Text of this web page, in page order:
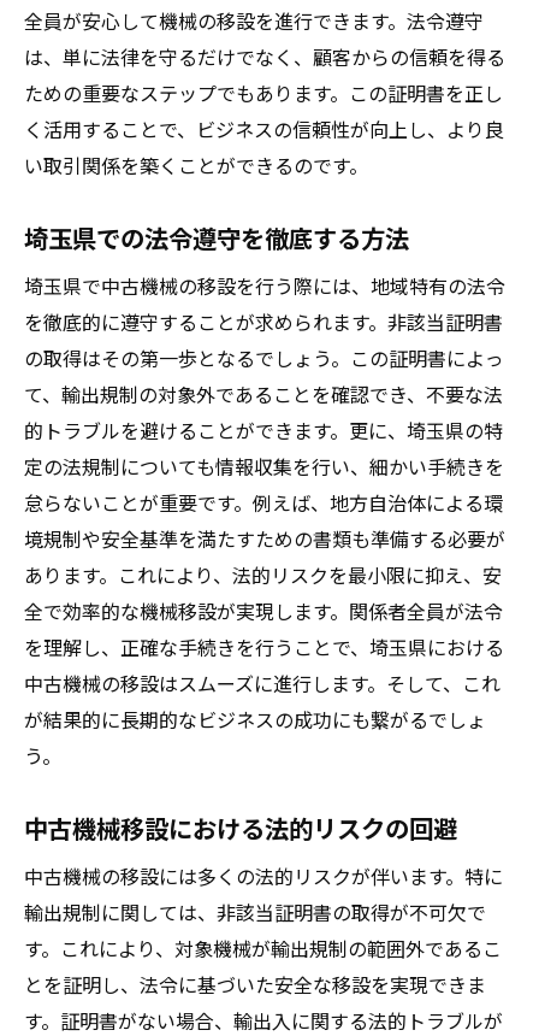
全員が安心して機械の移設を進行できます。法令遵守
は、単に法律を守るだけでなく、顧客からの信頼を得る
ための重要なステップでもあります。この証明書を正し
く活用することで、ビジネスの信頼性が向上し、より良
い取引関係を築くことができるのです。
埼玉県での法令遵守を徹底する方法
埼玉県で中古機械の移設を行う際には、地域特有の法令
を徹底的に遵守することが求められます。非該当証明書
の取得はその第一歩となるでしょう。この証明書によっ
て、輸出規制の対象外であることを確認でき、不要な法
的トラブルを避けることができます。更に、埼玉県の特
定の法規制についても情報収集を行い、細かい手続きを
怠らないことが重要です。例えば、地方自治体による環
境規制や安全基準を満たすための書類も準備する必要が
あります。これにより、法的リスクを最小限に抑え、安
全で効率的な機械移設が実現します。関係者全員が法令
を理解し、正確な手続きを行うことで、埼玉県における
中古機械の移設はスムーズに進行します。そして、これ
が結果的に長期的なビジネスの成功にも繋がるでしょ
う。
中古機械移設における法的リスクの回避
中古機械の移設には多くの法的リスクが伴います。特に
輸出規制に関しては、非該当証明書の取得が不可欠で
す。これにより、対象機械が輸出規制の範囲外であるこ
とを証明し、法令に基づいた安全な移設を実現できま
す。証明書がない場合、輸出入に関する法的トラブルが